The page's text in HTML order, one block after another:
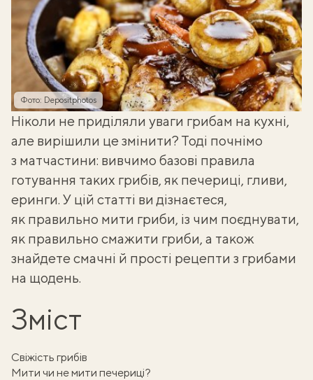
Фото: Depositphotos
Ніколи не приділяли уваги грибам на кухні,
але вирішили це змінити? Тоді почнімо
з матчастини: вивчимо базові правила
готування таких грибів, як печериці, гливи,
еринги. У цій статті ви дізнаєтеся,
як правильно мити гриби, із чим поєднувати,
як правильно смажити гриби, а також
знайдете смачні й прості рецепти з грибами
на щодень.
Зміст
Свіжість грибів
Мити чи не мити печериці?